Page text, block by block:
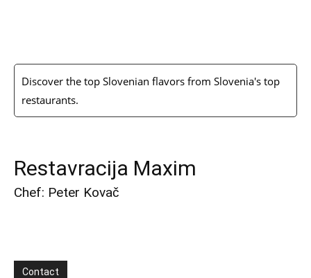
Discover the top Slovenian flavors from Slovenia's top
restaurants.
Restavracija Maxim
Chef: Peter Kovač
Contact